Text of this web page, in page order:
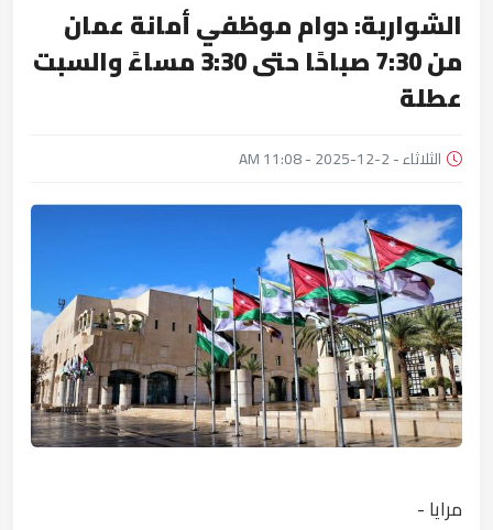
الشواربة: دوام موظفي أمانة عمان
من 7:30 صباحًا حتى 3:30 مساءً والسبت
عطلة
الثلاثاء - 2-12-2025 - 11:08 AM
مرايا -